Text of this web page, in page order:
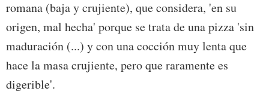
romana (baja y crujiente), que considera, 'en su
origen, mal hecha' porque se trata de una pizza 'sin
maduración (...) y con una cocción muy lenta que
hace la masa crujiente, pero que raramente es
digerible'.